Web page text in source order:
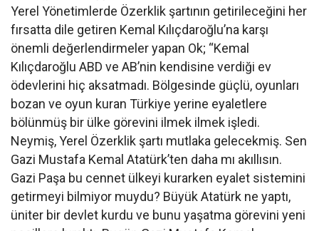
Yerel Yönetimlerde Özerklik şartının getirileceğini her
fırsatta dile getiren Kemal Kılıçdaroğlu’na karşı
önemli değerlendirmeler yapan Ok; “Kemal
Kılıçdaroğlu ABD ve AB’nin kendisine verdiği ev
ödevlerini hiç aksatmadı. Bölgesinde güçlü, oyunları
bozan ve oyun kuran Türkiye yerine eyaletlere
bölünmüş bir ülke görevini ilmek ilmek işledi.
Neymiş, Yerel Özerklik şartı mutlaka gelecekmiş. Sen
Gazi Mustafa Kemal Atatürk’ten daha mı akıllısın.
Gazi Paşa bu cennet ülkeyi kurarken eyalet sistemini
getirmeyi bilmiyor muydu? Büyük Atatürk ne yaptı,
üniter bir devlet kurdu ve bunu yaşatma görevini yeni